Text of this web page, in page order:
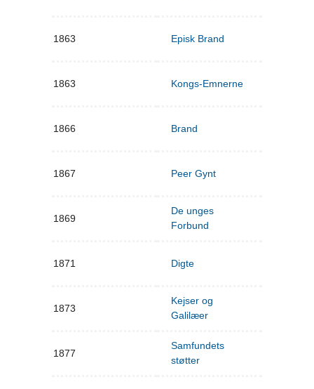
1863 Episk Brand
1863 Kongs-Emnerne
1866 Brand
1867 Peer Gynt
1869
De unges
Forbund
1871 Digte
1873
Kejser og
Galilæer
1877
Samfundets
støtter